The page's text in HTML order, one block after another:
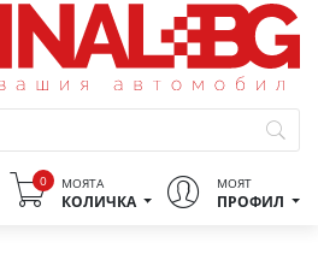
0 МОЯТА
КОЛИЧКА
МОЯТ
ПРОФИЛ